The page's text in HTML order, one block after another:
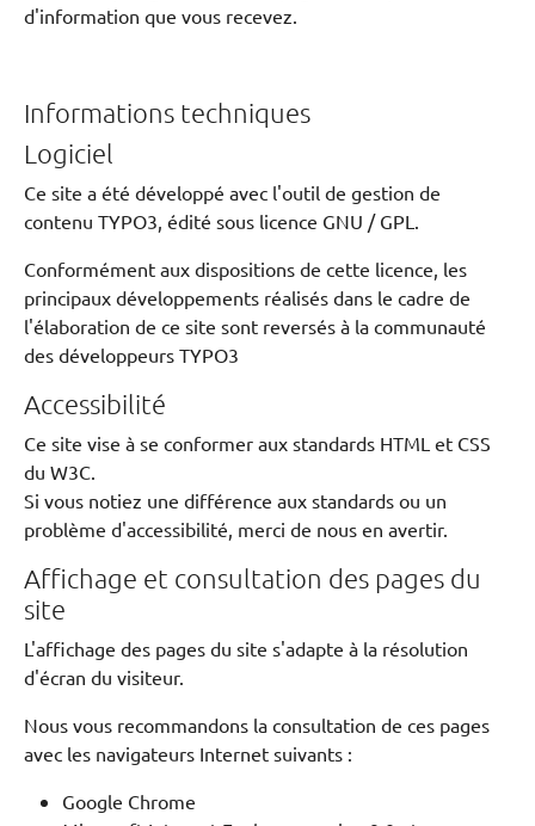
d'information que vous recevez.
Informations techniques
Logiciel
Ce site a été développé avec l'outil de gestion de
contenu TYPO3, édité sous licence GNU / GPL.
Conformément aux dispositions de cette licence, les
principaux développements réalisés dans le cadre de
l'élaboration de ce site sont reversés à la communauté
des développeurs TYPO3
Accessibilité
Ce site vise à se conformer aux standards HTML et CSS
du W3C.
Si vous notiez une différence aux standards ou un
problème d'accessibilité, merci de nous en avertir.
Affichage et consultation des pages du
site
L'affichage des pages du site s'adapte à la résolution
d'écran du visiteur.
Nous vous recommandons la consultation de ces pages
avec les navigateurs Internet suivants :
Google Chrome